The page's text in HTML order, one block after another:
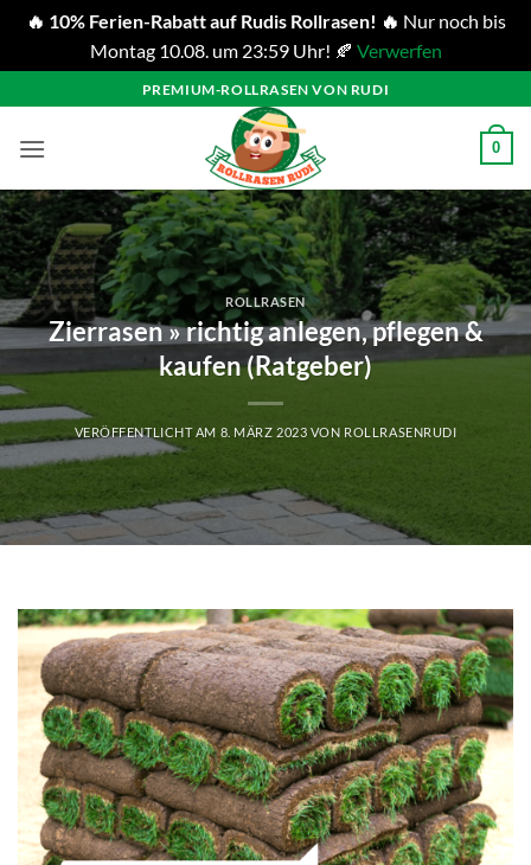
🔥 10% Ferien-Rabatt auf Rudis Rollrasen! 🔥 Nur noch bis
Montag 10.08. um 23:59 Uhr! 🍂 Verwerfen
Inhalt
springen
PREMIUM-ROLLRASEN VON RUDI
0
ROLLRASEN
Zierrasen » richtig anlegen, pflegen &
kaufen (Ratgeber)
VERÖFFENTLICHT AM 8. MÄRZ 2023 VON ROLLRASENRUDI